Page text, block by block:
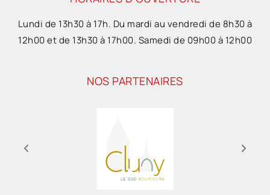
Lundi de 13h30 à 17h. Du mardi au vendredi de 8h30 à
12h00 et de 13h30 à 17h00. Samedi de 09h00 à 12h00
NOS PARTENAIRES